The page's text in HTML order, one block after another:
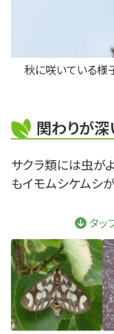
秋に咲いている様
関わりが
サクラ類には虫が
もイモムシケムシ
タッ